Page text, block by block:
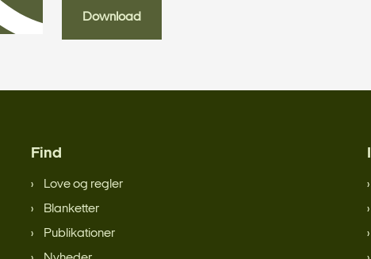
Download
Find
Love og regler
Blanketter
Publikationer